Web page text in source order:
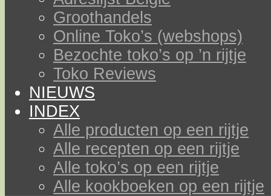
Groothandels
Online Toko’s (webshops)
Bezochte toko’s op ’n rijtje
Toko Reviews
NIEUWS
INDEX
Alle producten op een rijtje
Alle recepten op een rijtje
Alle toko’s op een rijtje
Alle kookboeken op een rijtje